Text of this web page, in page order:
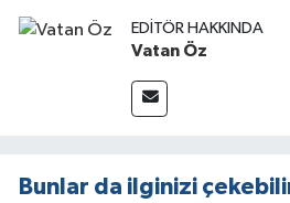
EDITÖR HAKKINDA
Vatan Öz
Bunlar da ilginizi